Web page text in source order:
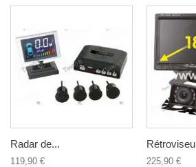
Radar de...
119,90 € 225,90 €